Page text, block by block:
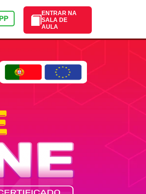
ENTRAR NA
SALA DE
AULA